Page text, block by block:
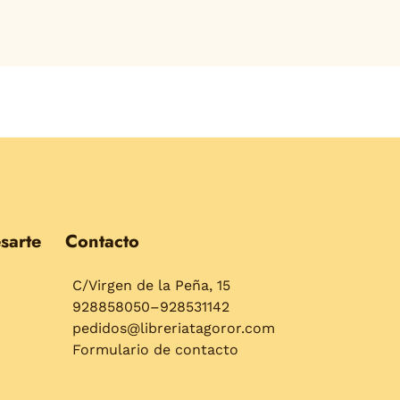
Contacto
C/Virgen de la Peña, 15
928858050–928531142
pedidos@libreriatagoror.com
Formulario de contacto